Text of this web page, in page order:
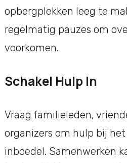
opbergplekken leeg te
regelmatig pauzes om
voorkomen.
Schakel Hulp In
Vraag familieleden,
organizers om hulp bij
inboedel. Samenwerken